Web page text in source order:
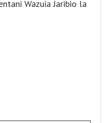
Wazuia Jaribio la